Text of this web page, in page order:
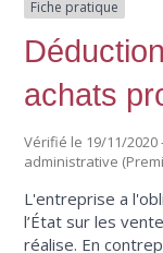
Fiche pratique
achats
Vérifié le 19/11/
administrative
L'entreprise a
l’État sur les
réalise. En